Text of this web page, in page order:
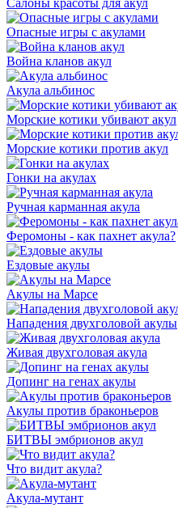
Салоны красоты для акул
Опасные игры с акулами
Война кланов акул
Акула альбинос
Морские котики убивают акул
Морские котики против акул
Гонки на акулах
Ручная карманная акула
Феромоны - как пахнет акула?
Ездовые акулы
Акулы на Марсе
Нападения двухголовой акулы
Живая двухголовая акула
Допинг на генах акулы
Акулы против браконьеров
БИТВЫ эмбрионов акул
Что видит акула?
Акула-мутант